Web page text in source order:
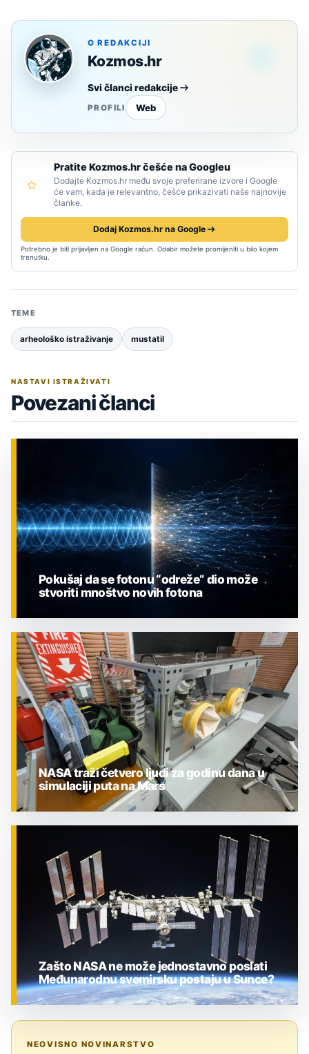
O REDAKCIJI
Kozmos.hr
Svi članci redakcije
PROFILI Web
Pratite Kozmos.hr češće na Googleu
Dodajte Kozmos.hr među svoje preferirane izvore i Google
će vam, kada je relevantno, češće prikazivati naše najnovije
članke.
Dodaj Kozmos.hr na Google
Potrebno je biti prijavljen na Google račun. Odabir možete promijeniti u bilo kojem
trenutku.
TEME
arheološko istraživanje mustatil
NASTAVI ISTRAŽIVATI
Povezani članci
ZNANOST
Pokušaj da se fotonu “odreže” dio može
stvoriti mnoštvo novih fotona
NASA traži četvero ljudi za godinu dana u
simulaciji puta na Mars
Zašto NASA ne može jednostavno poslati
Međunarodnu svemirsku postaju u Sunce?
NEOVISNO NOVINARSTVO